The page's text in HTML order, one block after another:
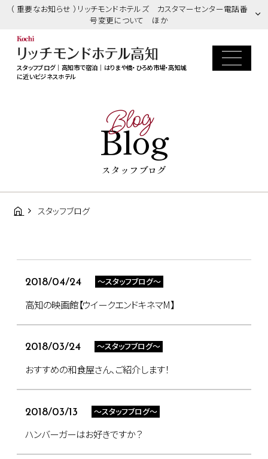
（ 重要なお知らせ ）リッチモンドホテルズ カスタマーセンター電話番
号変更について ほか
スタッフブログ｜高知市で宿泊｜はりまや橋・ひろめ市場・高知城
に近いビジネスホテル
Blog
Blog
スタッフブログ
スタッフブログ
2018/04/24 ～スタッフブログ～
高知の映画館【ウイークエンドキネマM】
2018/03/24 ～スタッフブログ～
おすすめの和食屋さん、ご紹介します！
2018/03/13 ～スタッフブログ～
ハンバーガーはお好きですか？